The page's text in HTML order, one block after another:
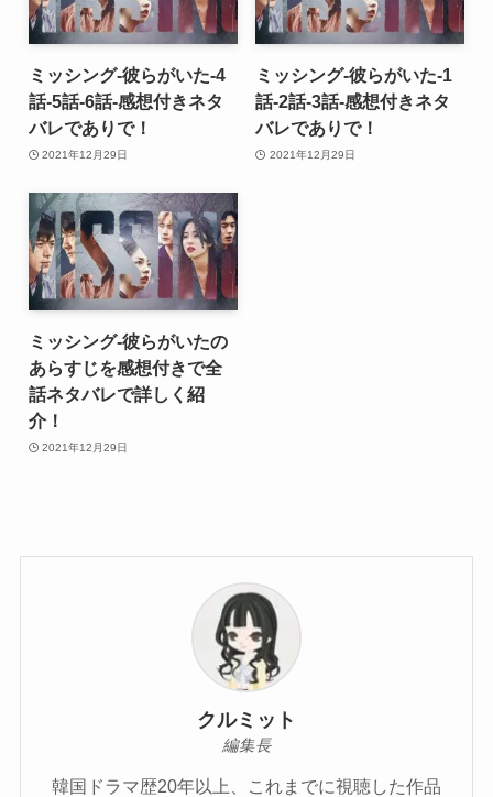
ミッシング-彼らがいた-4
話-5話-6話-感想付きネタ
バレでありで！
2021年12月29日
ミッシング-彼らがいた-1
話-2話-3話-感想付きネタ
バレでありで！
2021年12月29日
ミッシング-彼らがいたの
あらすじを感想付きで全
話ネタバレで詳しく紹
介！
2021年12月29日
クルミット
編集長
韓国ドラマ歴20年以上、これまでに視聴した作品